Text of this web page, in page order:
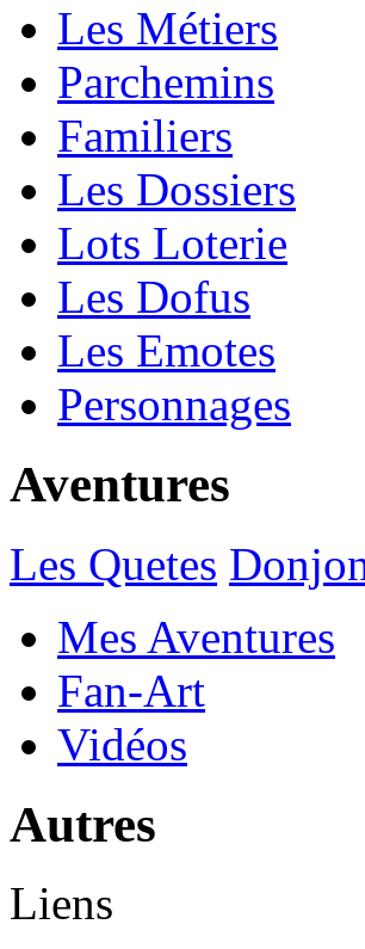
Les Métiers
Parchemins
Familiers
Les Dossiers
Lots Loterie
Les Dofus
Les Emotes
Personnages
Aventures
Les Quetes
Mes Aventures
Fan-Art
Vidéos
Autres
Liens